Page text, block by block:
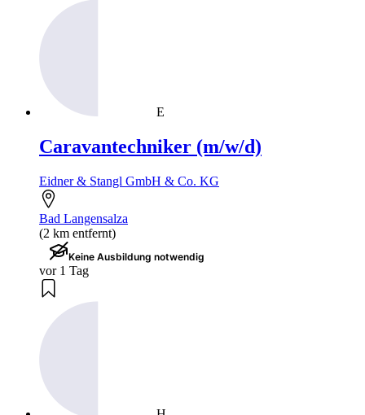
E
Caravantechniker (m/w/d)
Eidner & Stangl GmbH & Co. KG
Bad Langensalza
(2 km entfernt)
Keine Ausbildung notwendig
vor 1 Tag